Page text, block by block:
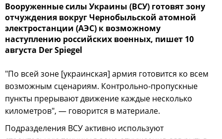
Вооруженные силы Украины (ВСУ) готовят зону
отчуждения вокруг Чернобыльской атомной
электростанции (АЭС) к возможному
наступлению российских военных, пишет 10
августа Der Spiegel
"По всей зоне [украинская] армия готовится ко всем
возможным сценариям. Контрольно-пропускные
пункты прерывают движение каждые несколько
километров", — говорится в материале.
Подразделения ВСУ активно используют